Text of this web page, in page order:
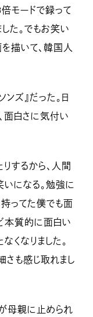
モードで録って
た。でもお笑い
描いて、韓国人
ズ』だった。日
面白さに気付い
するから、人間
になる。勉強に
ってた僕でも面
本質的に面白い
くなりました。
さも感じ取れまし
母親に止められ